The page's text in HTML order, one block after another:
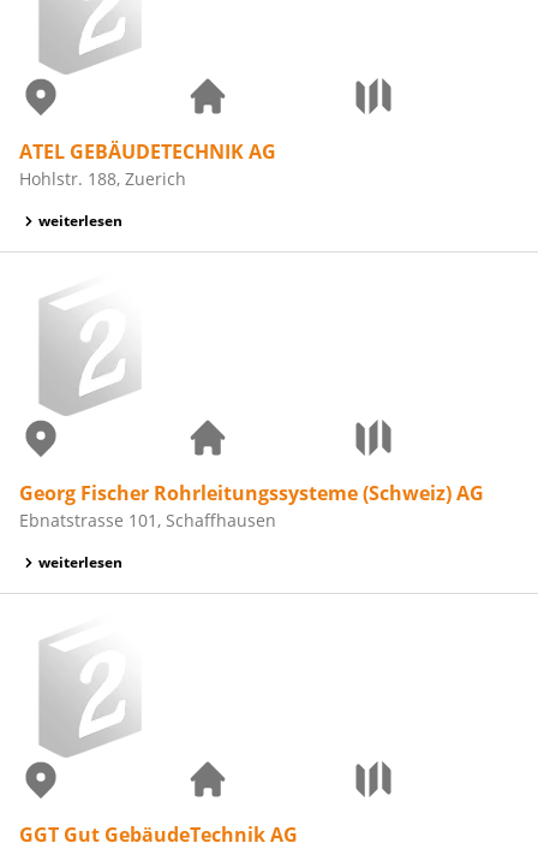
ATEL GEBÄUDETECHNIK AG
Hohlstr. 188, Zuerich
weiterlesen
Georg Fischer Rohrleitungssysteme (Schweiz) AG
Ebnatstrasse 101, Schaffhausen
weiterlesen
GGT Gut GebäudeTechnik AG